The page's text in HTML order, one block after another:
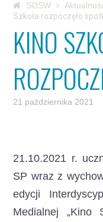
SOSW
Szkoła rozpoczęło
KINO
21 października 2021
21.10.2021 r.
SP wraz z
edycji
Medialnej „Kino